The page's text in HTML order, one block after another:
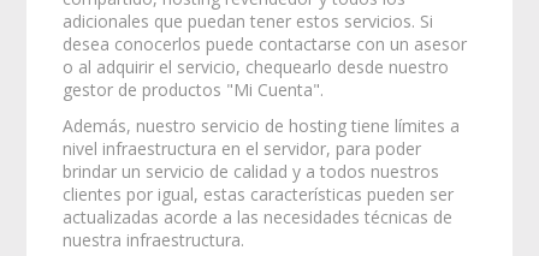
adicionales que puedan tener estos servicios. Si
desea conocerlos puede contactarse con un asesor
o al adquirir el servicio, chequearlo desde nuestro
gestor de productos "Mi Cuenta".
Además, nuestro servicio de hosting tiene límites a
nivel infraestructura en el servidor, para poder
brindar un servicio de calidad y a todos nuestros
clientes por igual, estas características pueden ser
actualizadas acorde a las necesidades técnicas de
nuestra infraestructura.